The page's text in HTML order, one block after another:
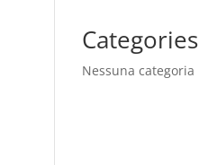
Categories
Nessuna categoria